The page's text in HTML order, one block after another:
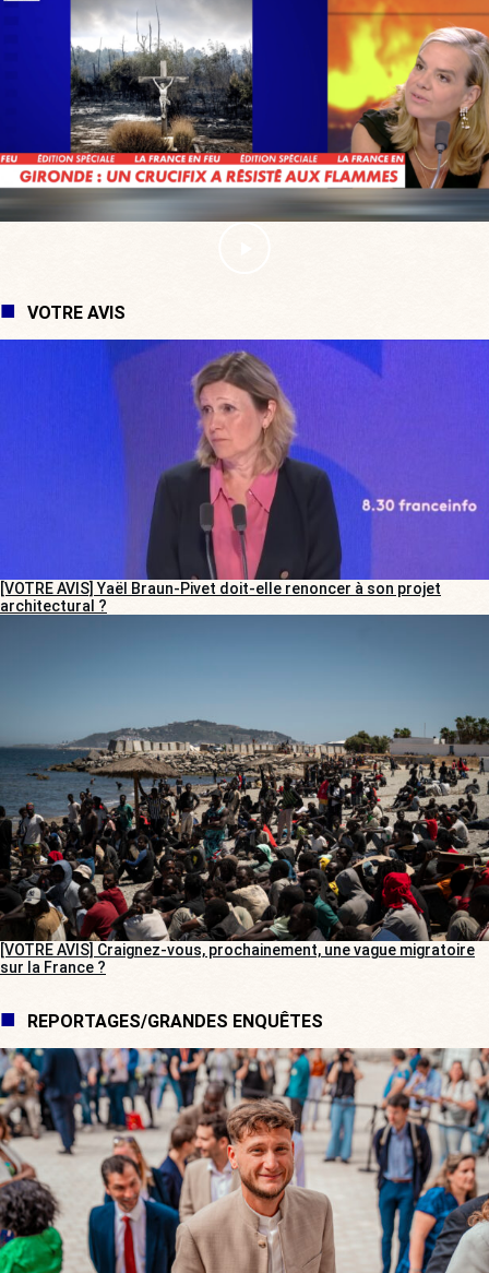
VOTRE AVIS
[VOTRE AVIS] Yaël Braun-Pivet doit-elle renoncer à son projet
architectural ?
[VOTRE AVIS] Craignez-vous, prochainement, une vague migratoire
sur la France ?
REPORTAGES/GRANDES ENQUÊTES